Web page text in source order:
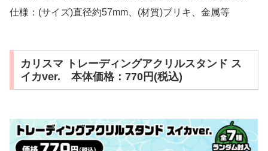
仕様：(サイズ)直径約57mm、(材質)ブリキ、金属等
カリスマ トレーディングアクリルスタンド ス
イカver. 本体価格：770円(税込)